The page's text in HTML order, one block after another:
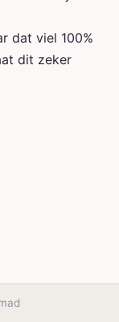
dat viel 100%
dit zeker